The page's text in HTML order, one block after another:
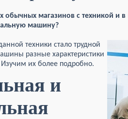
обычных магазинов с техникой и в
машину?
техники стало трудной
разные характеристики
их более подробно.
и